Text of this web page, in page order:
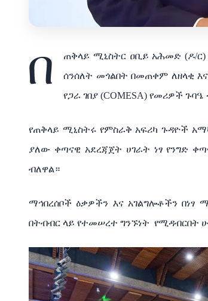
በ
ጠቅላይ ሚኒስትር ዐቢይ አሕመድ (ዶ/ር)
ሰንሰለት መጎልበት በመጠቀም ለዘላቂ
የጋራ ገበያ (COMESA) የመሪዎች
የጠቅላይ ሚኒስትሩ የምስራቅ አፍሪካ ጉዳዮች
ያለው ቀጣናዊ አደረጃጀት ሀገራት ነፃ የንግድ
ብለዋል።
ማኅበረሰቦች ዕቃዎችን እና አገልግሎቶችን
በትብብር ላይ የተመሠረተ ግንኙነት የሚዳብርበት